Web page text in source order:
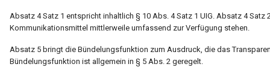
Absatz 4 Satz 1 entspricht inhaltlich § 10 Abs. 4 Satz 1 UIG. Absatz 4
Kommunikationsmittel mittlerweile umfassend zur Verfügung stehen.
Absatz 5 bringt die Bündelungsfunktion zum Ausdruck, die das
Bündelungsfunktion ist allgemein in § 5 Abs. 2 geregelt.